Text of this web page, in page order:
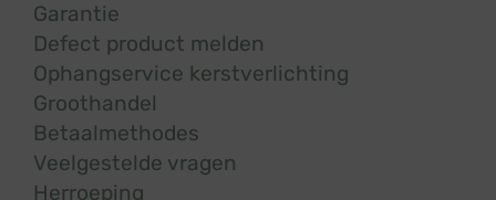
Garantie
Defect product melden
Ophangservice kerstverlichting
Groothandel
Betaalmethodes
Veelgestelde vragen
Herroeping